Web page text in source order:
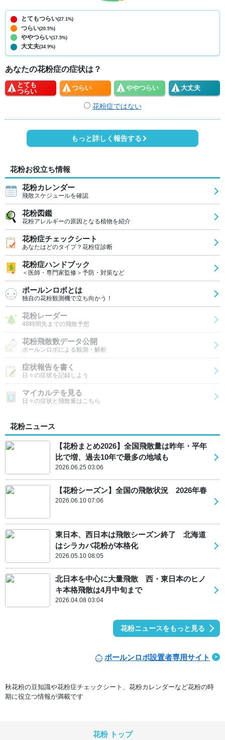
とてもつらい(27.1%)
つらい(20.5%)
ややつらい(17.5%)
大丈夫(34.9%)
あなたの花粉症の症状は？
とても
つらい
つらい ややつらい 大丈夫
花粉症ではない
もっと詳しく報告する
花粉お役立ち情報
花粉カレンダー
飛散スケジュールを確認
花粉図鑑
花粉アレルギーの原因となる植物を紹介
花粉症チェックシート
あなたはどのタイプ？花粉症診断
花粉症ハンドブック
＜医師・専門家監修＞予防・対策など
ポールンロボとは
独自の花粉観測機で立ち向かう！
花粉レーダー
48時間先までの飛散予想
花粉飛散数データ公開
ポールンロボによる観測・解析
症状報告を書く
日々の症状を記録しよう
マイカルテを見る
日々の症状と飛散量はこちら
花粉ニュース
【花粉まとめ2026】全国飛散量は昨年・平年
比で増、過去10年で最多の地域も
2026.06.25 03:06
【花粉シーズン】全国の飛散状況 2026年春
2026.06.10 07:06
東日本、西日本は飛散シーズン終了 北海道
はシラカバ花粉が本格化
2026.05.10 08:05
北日本を中心に大量飛散 西・東日本のヒノ
キ本格飛散は4月中旬まで
2026.04.08 03:04
花粉ニュースをもっと見る
ポールンロボ設置者専用サイト
秋花粉の豆知識や花粉症チェックシート、花粉カレンダーなど花粉の時
期に役立つ情報が満載です
花粉 トップ